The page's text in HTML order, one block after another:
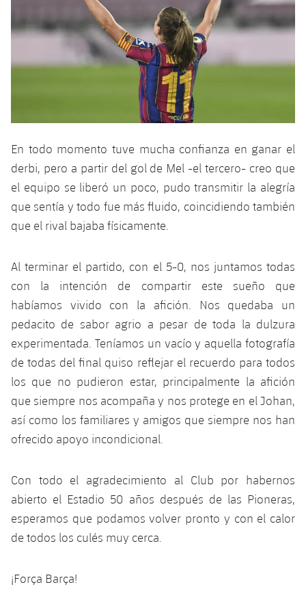
En todo momento tuve mucha confianza en ganar el
derbi, pero a partir del gol de Mel -el tercero- creo que
el equipo se liberó un poco, pudo transmitir la alegría
que sentía y todo fue más fluido, coincidiendo también
que el rival bajaba físicamente.
Al terminar el partido, con el 5-0, nos juntamos todas
con la intención de compartir este sueño que
habíamos vivido con la afición. Nos quedaba un
pedacito de sabor agrio a pesar de toda la dulzura
experimentada. Teníamos un vacío y aquella fotografía
de todas del final quiso reflejar el recuerdo para todos
los que no pudieron estar, principalmente la afición
que siempre nos acompaña y nos protege en el Johan,
así como los familiares y amigos que siempre nos han
ofrecido apoyo incondicional.
Con todo el agradecimiento al Club por habernos
abierto el Estadio 50 años después de las Pioneras,
esperamos que podamos volver pronto y con el calor
de todos los culés muy cerca.
¡Força Barça!